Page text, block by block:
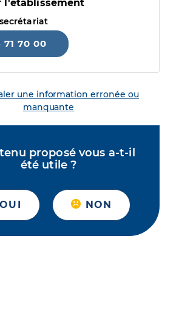
l'établissement
71 70 00
une information erronée ou
manquante
proposé vous a-t-il
été utile ?
OUI NON